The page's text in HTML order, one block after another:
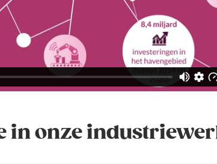
in onze